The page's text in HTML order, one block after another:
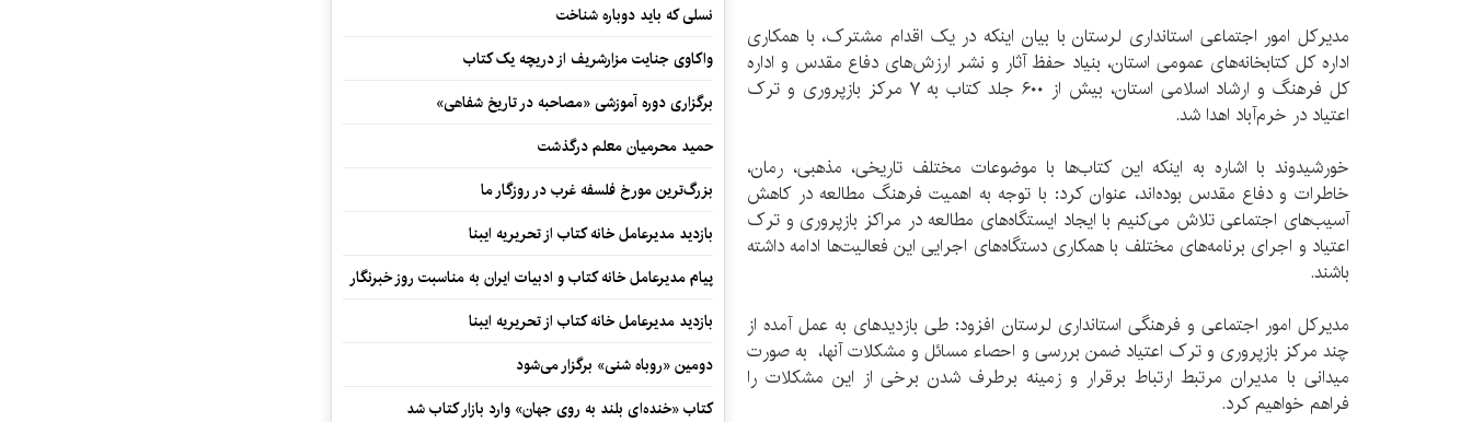
مدیرکل امور اجتماعی استانداری لرستان با بیان اینکه در یک اقدام مشترک، با همکاری
اداره کل کتابخانه‌های عمومی استان، بنیاد حفظ آثار و نشر ارزش‌های دفاع مقدس و اداره
کل فرهنگ و ارشاد اسلامی استان، بیش از ۶۰۰ جلد کتاب به ۷ مرکز بازپروری و ترک
اعتیاد در خرم‌آباد اهدا شد.
خورشیدوند با اشاره به اینکه این کتاب‌ها با موضوعات مختلف تاریخی، مذهبی، رمان،
خاطرات و دفاع مقدس بوده‌اند، عنوان کرد: با توجه به اهمیت فرهنگ مطالعه در کاهش
آسیب‌های اجتماعی تلاش می‌کنیم با ایجاد ایستگاه‌های مطالعه در مراکز بازپروری و ترک
اعتیاد و اجرای برنامه‌های مختلف با همکاری دستگاه‌های اجرایی این فعالیت‌ها ادامه داشته
باشند.
مدیرکل امور اجتماعی و فرهنگی استانداری لرستان افزود: طی بازدیدهای به عمل آمده از
چند مرکز بازپروری و ترک اعتیاد ضمن بررسی و احصاء مسائل و مشکلات آنها، به صورت
میدانی با مدیران مرتبط ارتباط برقرار و زمینه برطرف شدن برخی از این مشکلات را
فراهم خواهیم کرد.
نسلی که باید دوباره شناخت
واکاوی جنایت مزارشریف از دریچه یک کتاب
برگزاری دوره آموزشی «مصاحبه در تاریخ شفاهی»
حمید محرمیان معلم درگذشت
بزرگ‌ترین مورخ فلسفه غرب در روزگار ما
بازدید مدیرعامل خانه کتاب از تحریریه ایبنا
پیام مدیرعامل خانه کتاب و ادبیات ایران به مناسبت روز خبرنگار
بازدید مدیرعامل خانه کتاب از تحریریه ایبنا
دومین «روباه شنی» برگزار می‌شود
کتاب «خنده‌ای بلند به روی جهان» وارد بازار کتاب شد